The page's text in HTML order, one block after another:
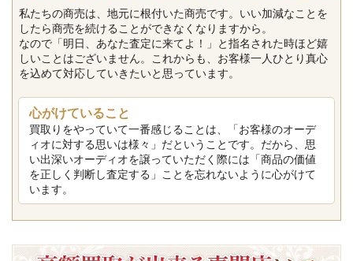
私たちの商売は、地元に根付いた商売です。いい加減なことを
したら商売を続けることができなくなりますから。
なので「明日、あなた査定に来てよ！」と指名された時ほど嬉
しいことはございません。これからも、お客様一人ひとり真心
を込めて対応していきたいと思っています。
心がけていること
買取りをやっていて一番感じることは、「お客様のオーデ
ィオに対する思いは様々」だということです。だから、思
い出深いオーディオを譲っていただく際には「商品の価値
を正しく判断し査定する」ことを忘れないように心がけて
います。